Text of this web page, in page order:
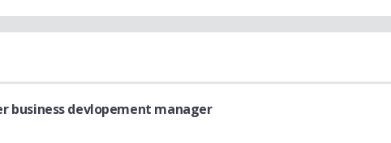
business devlopement manager